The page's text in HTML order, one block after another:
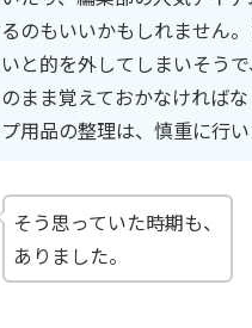
のもいいかもしれません
と的を外してしまいそう
まま覚えておかなければ
用品の整理は、慎重に行い
そう思っていた時期も、
ありました。